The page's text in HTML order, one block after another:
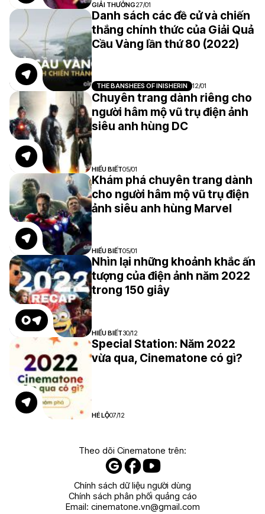
GIẢI THƯỞNG27/01
Danh sách các đề cử và chiến
thắng chính thức của Giải Quả
Cầu Vàng lần thứ 80 (2022)
THE BANSHEES OF INISHERIN 12/01
Chuyên trang dành riêng cho
người hâm mộ vũ trụ điện ảnh
siêu anh hùng DC
HIỂU BIẾT05/01
Khám phá chuyên trang dành
cho người hâm mộ vũ trụ điện
ảnh siêu anh hùng Marvel
HIỂU BIẾT05/01
Nhìn lại những khoảnh khắc ấn
tượng của điện ảnh năm 2022
trong 150 giây
HIỂU BIẾT30/12
Special Station: Năm 2022
vừa qua, Cinematone có gì?
HÉ LỘ07/12
Theo dõi Cinematone trên:
Chính sách dữ liệu người dùng
Chính sách phân phối quảng cáo
Email: cinematone.vn@gmail.com